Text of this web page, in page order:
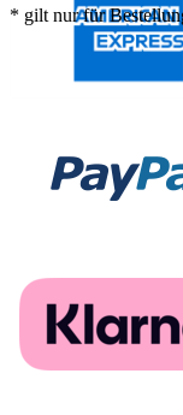
* gilt nur für